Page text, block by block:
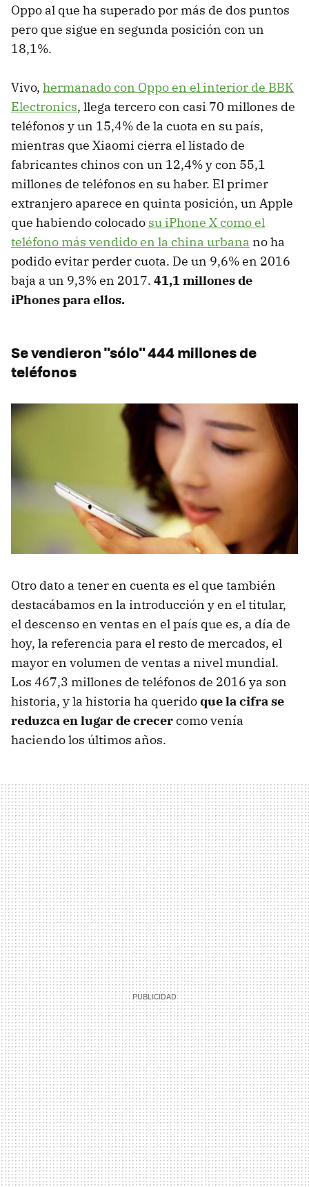
Oppo al que ha superado por más de dos puntos
pero que sigue en segunda posición con un
18,1%.
Vivo, hermanado con Oppo en el interior de BBK
Electronics, llega tercero con casi 70 millones de
teléfonos y un 15,4% de la cuota en su país,
mientras que Xiaomi cierra el listado de
fabricantes chinos con un 12,4% y con 55,1
millones de teléfonos en su haber. El primer
extranjero aparece en quinta posición, un Apple
que habiendo colocado su iPhone X como el
teléfono más vendido en la china urbana no ha
podido evitar perder cuota. De un 9,6% en 2016
baja a un 9,3% en 2017. 41,1 millones de
iPhones para ellos.
Se vendieron "sólo" 444 millones de
teléfonos
Otro dato a tener en cuenta es el que también
destacábamos en la introducción y en el titular,
el descenso en ventas en el país que es, a día de
hoy, la referencia para el resto de mercados, el
mayor en volumen de ventas a nivel mundial.
Los 467,3 millones de teléfonos de 2016 ya son
historia, y la historia ha queridoque la cifra se
reduzca en lugar de crecercomo venía
haciendo los últimos años.